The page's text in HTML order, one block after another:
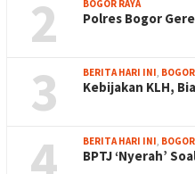
2 BOGOR RAYA
Polres Bogor
3 BERITA HARI INI,
Kebijakan KLH,
4 BERITA HARI INI,
BPTJ ‘Nyerah’